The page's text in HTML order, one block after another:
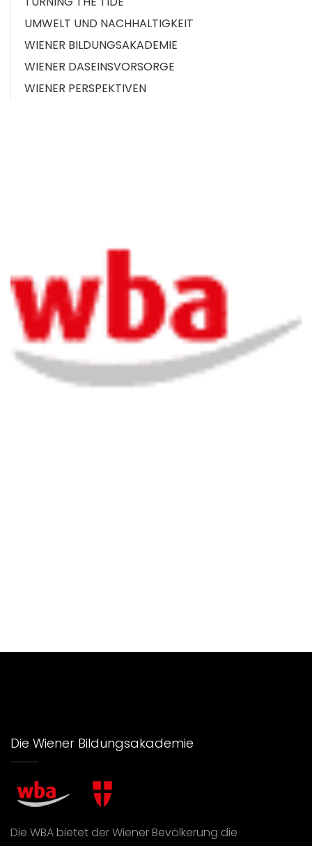
UMWELT UND NACHHALTIGKEIT
WIENER BILDUNGSAKADEMIE
WIENER DASEINSVORSORGE
WIENER PERSPEKTIVEN
Die Wiener Bildungsakademie
Die WBA bietet der Wiener Bevölkerung die